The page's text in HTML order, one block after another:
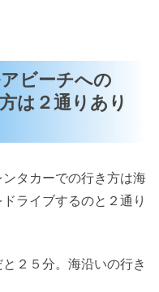
ビーチへの
は２通りあり
タカーでの行き方は海
ライブするのと２通り
２５分。海沿いの行き